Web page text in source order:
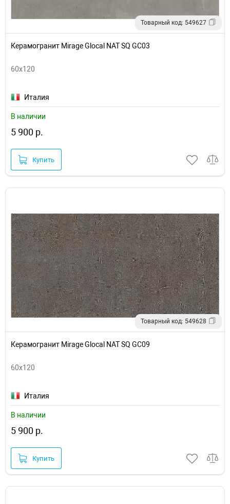
Товарный код: 549627
Керамогранит Mirage Glocal NAT SQ GC03
60x120
Италия
В наличии
5 900 р.
Купить
Товарный код: 549628
Керамогранит Mirage Glocal NAT SQ GC09
60x120
Италия
В наличии
5 900 р.
Купить